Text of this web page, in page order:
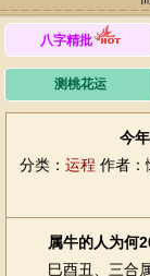
八字精批
测桃花运
今
分类： 运程 作者：
属牛的人为何
巳酉丑、三合属